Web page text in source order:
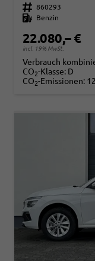
Fahrzeugnr. 860293
Kraftstoff
Benzin
22.080,– €
incl. 19% MwSt.
Verbrauch
CO2-Klasse: D
CO2-Emissionen: